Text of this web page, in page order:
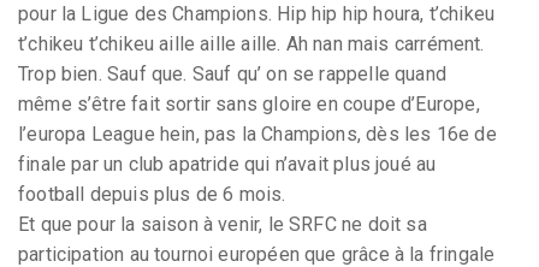
pour la Ligue des Champions. Hip hip hip houra, t’chikeu
t’chikeu t’chikeu aille aille aille. Ah nan mais carrément.
Trop bien. Sauf que. Sauf qu’ on se rappelle quand
même s’être fait sortir sans gloire en coupe d’Europe,
l’europa League hein, pas la Champions, dès les 16e de
finale par un club apatride qui n’avait plus joué au
football depuis plus de 6 mois.
Et que pour la saison à venir, le SRFC ne doit sa
participation au tournoi européen que grâce à la fringale